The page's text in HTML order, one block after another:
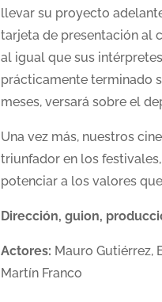
llevar su proyecto
tarjeta de presentación al
al igual que sus
prácticamente terminado
meses, versará sobre el
Una vez más, nuestros
triunfador en los
potenciar a los valores
Dirección, guion,
Actores: Mauro Gutiérrez,
Martín Franco